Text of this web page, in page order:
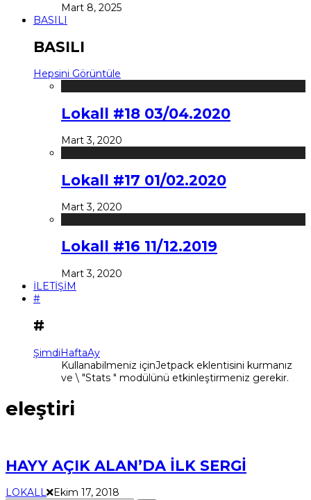
Mart 8, 2025
BASILI
BASILI
Hepsini Görüntüle
Lokall #18 03/04.2020
Mart 3, 2020
Lokall #17 01/02.2020
Mart 3, 2020
Lokall #16 11/12.2019
Mart 3, 2020
İLETİŞİM
#
#
ŞimdiHaftaAy
Kullanabilmeniz içinJetpack eklentisini kurmanız
ve \ "Stats " modülünü etkinleştirmeniz gerekir.
eleştiri
HAYY AÇIK ALAN’DA İLK SERGİ
LOKALL Ekim 17, 2018